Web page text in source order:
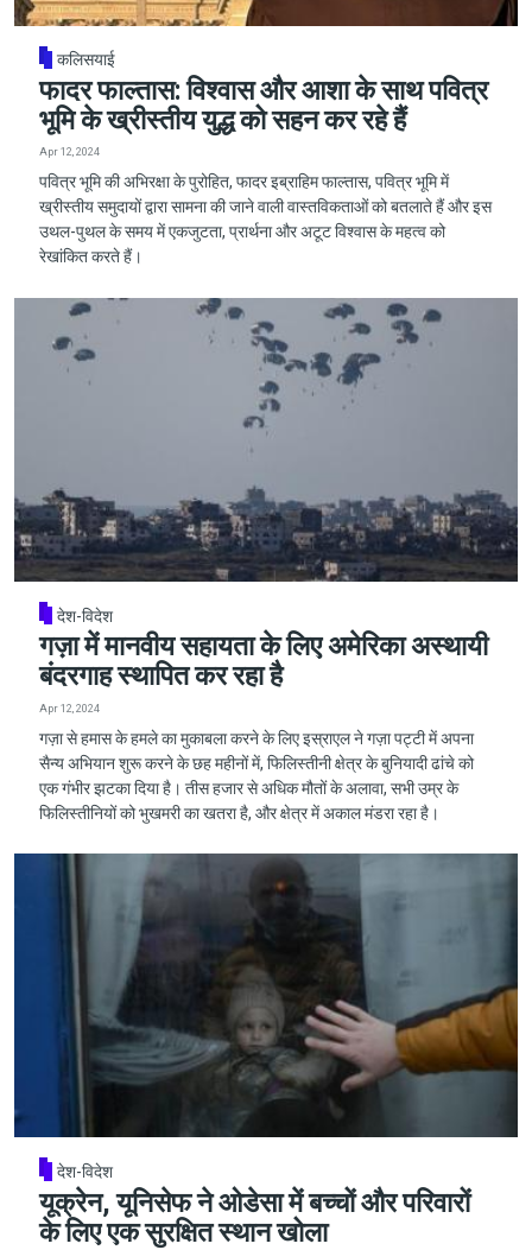
कलिसयाई
फादर फाल्तास: विश्वास और आशा के साथ पवित्र
भूमि के ख्रीस्तीय युद्ध को सहन कर रहे हैं
Apr 12, 2024
पवित्र भूमि की अभिरक्षा के पुरोहित, फादर इब्राहिम फाल्तास, पवित्र भूमि में
ख्रीस्तीय समुदायों द्वारा सामना की जाने वाली वास्तविकताओं को बतलाते हैं और इस
उथल-पुथल के समय में एकजुटता, प्रार्थना और अटूट विश्वास के महत्व को
रेखांकित करते हैं।
देश-विदेश
गज़ा में मानवीय सहायता के लिए अमेरिका अस्थायी
बंदरगाह स्थापित कर रहा है
Apr 12, 2024
गज़ा से हमास के हमले का मुकाबला करने के लिए इस्राएल ने गज़ा पट्टी में अपना
सैन्य अभियान शुरू करने के छह महीनों में, फिलिस्तीनी क्षेत्र के बुनियादी ढांचे को
एक गंभीर झटका दिया है। तीस हजार से अधिक मौतों के अलावा, सभी उम्र के
फिलिस्तीनियों को भुखमरी का खतरा है, और क्षेत्र में अकाल मंडरा रहा है।
देश-विदेश
यूक्रेन, यूनिसेफ ने ओडेसा में बच्चों और परिवारों
के लिए एक सुरक्षित स्थान खोला